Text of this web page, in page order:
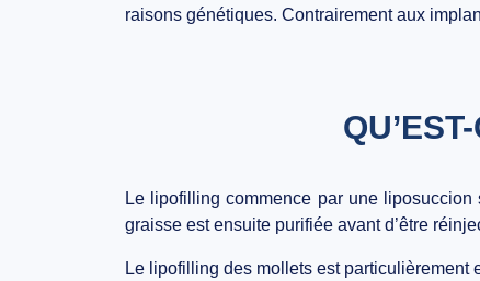
raisons génétiques. Contrairement aux
Le lipofilling commence par une
graisse est ensuite purifiée avant d’être
Le lipofilling des mollets est particulièrement